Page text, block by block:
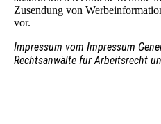
Zusendung von
vor.
Impressum vom Impressum
Rechtsanwälte für Arbeitsrecht